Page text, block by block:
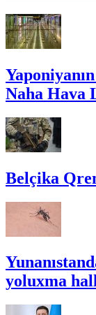
Naha Hava
Belçika
yoluxma